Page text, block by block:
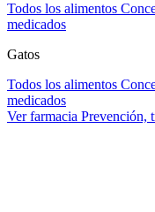
Todos los alimentos
medicados
Gatos
Todos los alimentos
medicados
Ver farmacia Prevención,